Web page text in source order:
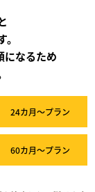
になるため
24カ月～プラン
60カ月～プラン